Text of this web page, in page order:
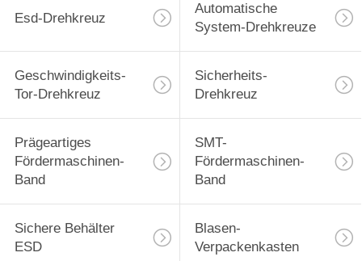
Esd-Drehkreuz
Automatische
System-Drehkreuze
Geschwindigkeits-
Tor-Drehkreuz
Sicherheits-
Drehkreuz
Prägeartiges
Fördermaschinen-
Band
SMT-
Fördermaschinen-
Band
Sichere Behälter
ESD
Blasen-
Verpackenkasten